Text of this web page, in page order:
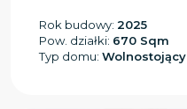
Rok budowy: 2025
Pow. działki: 670 Sqm
Typ domu: Wolnostojący